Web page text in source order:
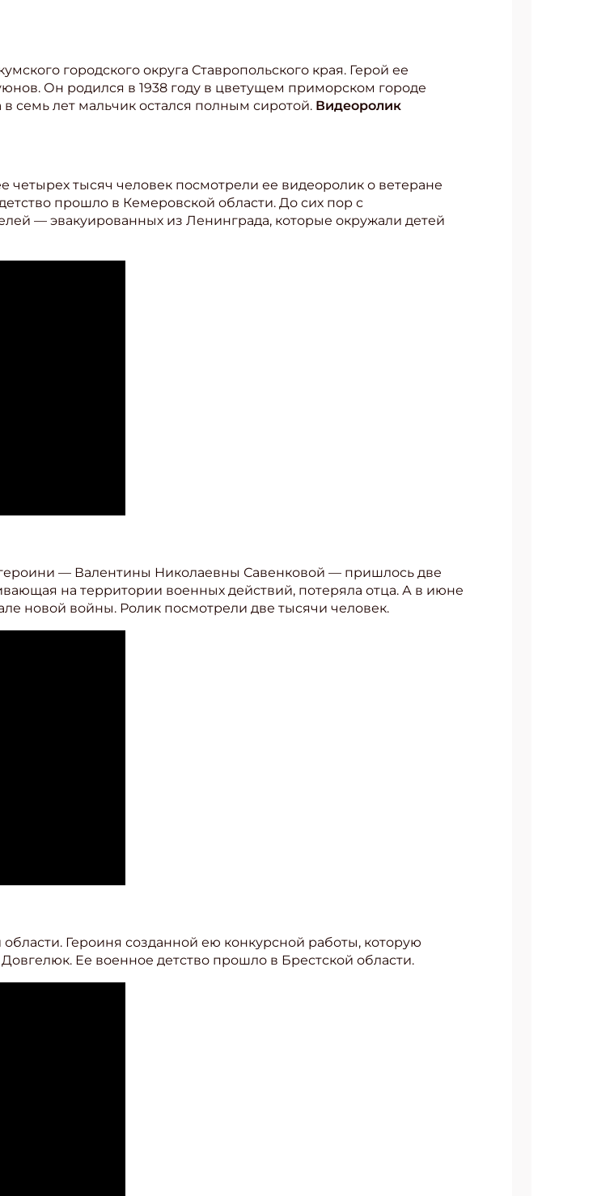
городского округа Ставропольского края. Герой ее
Он родился в 1938 году в цветущем приморском городе
семь лет мальчик остался полным сиротой. Видеоролик
четырех тысяч человек посмотрели ее видеоролик о ветеране
прошло в Кемеровской области. До сих пор с
— эвакуированных из Ленинграда, которые окружали детей
— Валентины Николаевны Савенковой — пришлось две
на территории военных действий, потеряла отца. А в июне
новой войны. Ролик посмотрели две тысячи человек.
Героиня созданной ею конкурсной работы, которую
Ее военное детство прошло в Брестской области.
ПОДПИСАТЬСЯ